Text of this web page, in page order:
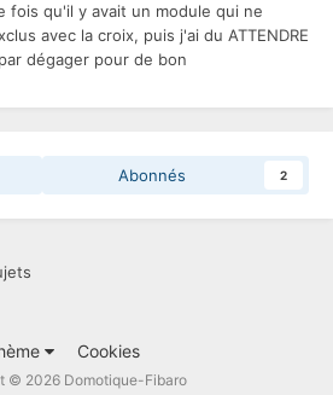
fois qu'il y avait un module qui ne
avec la croix, puis j'ai du ATTENDRE
dégager pour de bon
Abonnés 2
Cookies
© 2026 Domotique-Fibaro